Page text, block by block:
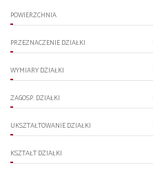
POWIERZCHNIA
PRZEZNACZENIE DZIAŁKI
WYMIARY DZIAŁKI
ZAGOSP. DZIAŁKI
UKSZTAŁTOWANIE DZIAŁKI
KSZTAŁT DZIAŁKI